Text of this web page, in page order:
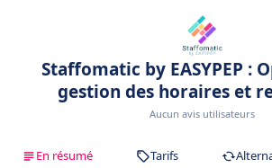
Staffomatic by EASYPEP :
gestion des horaires et
Aucun avis utilisateurs
En résumé Tarifs